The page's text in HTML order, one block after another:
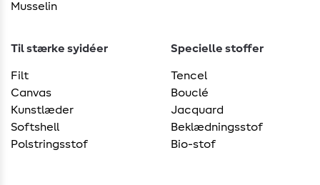
Musselin
Til stærke syidéer
Filt
Canvas
Kunstlæder
Softshell
Polstringsstof
Specielle stoffer
Tencel
Bouclé
Jacquard
Beklædningsstof
Bio-stof